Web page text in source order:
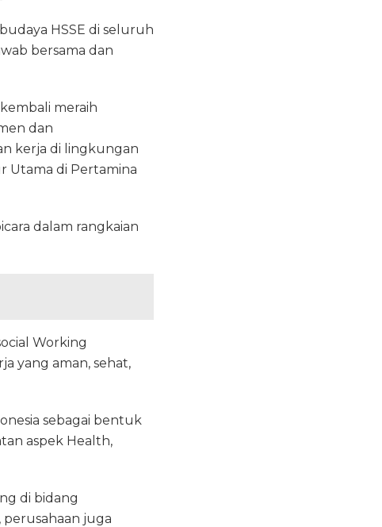
HSSE di seluruh
bersama dan
meraih
dan
kerja di lingkungan
Utama di Pertamina
dalam rangkaian
Working
yang aman, sehat,
sebagai bentuk
aspek Health,
di bidang
perusahaan juga